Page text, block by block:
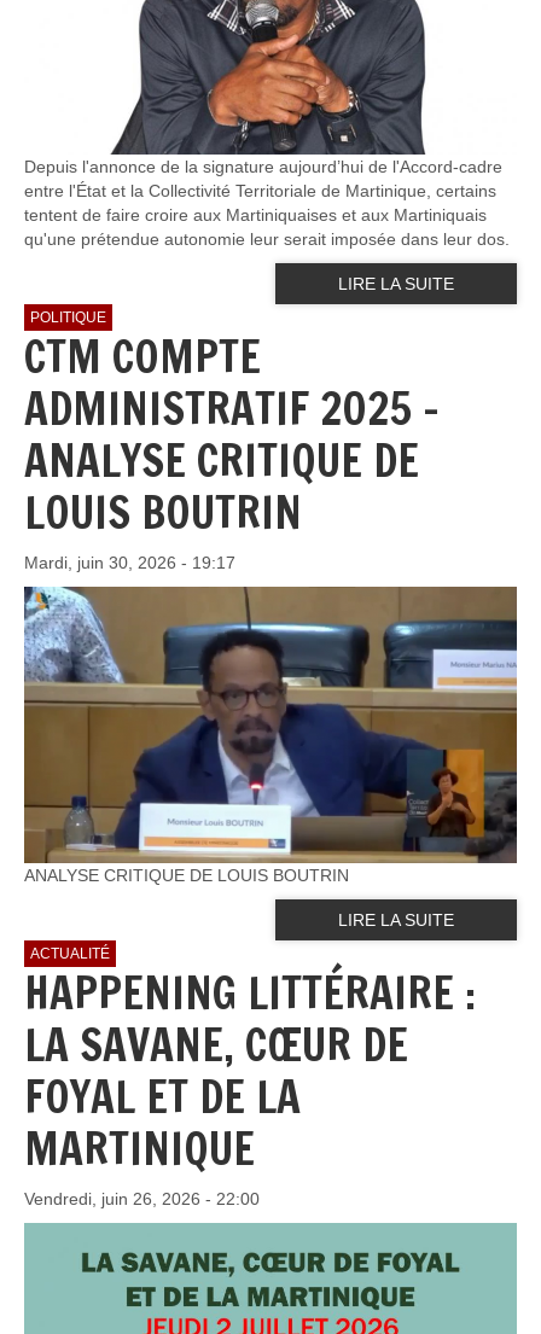
Depuis l'annonce de la signature aujourd’hui de l'Accord-cadre
entre l'État et la Collectivité Territoriale de Martinique, certains
tentent de faire croire aux Martiniquaises et aux Martiniquais
qu'une prétendue autonomie leur serait imposée dans leur dos.
LIRE LA SUITE
POLITIQUE
CTM COMPTE
ADMINISTRATIF 2025 -
ANALYSE CRITIQUE DE
LOUIS BOUTRIN
Mardi, juin 30, 2026 - 19:17
ANALYSE CRITIQUE DE LOUIS BOUTRIN
LIRE LA SUITE
ACTUALITÉ
HAPPENING LITTÉRAIRE :
LA SAVANE, CŒUR DE
FOYAL ET DE LA
MARTINIQUE
Vendredi, juin 26, 2026 - 22:00